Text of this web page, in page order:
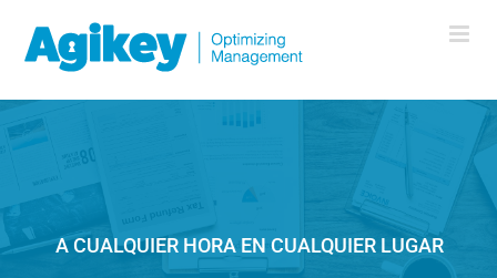
contenido
A CUALQUIER HORA EN CUALQUIER LUGAR